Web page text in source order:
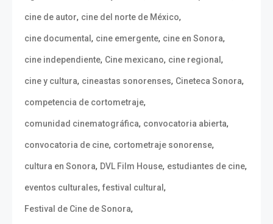
cine de autor, cine del norte de México,
cine documental , cine emergente, cine en Sonora,
cine independiente, Cine mexicano, cine regional ,
cine y cultura, cineastas sonorenses, Cineteca Sonora,
competencia de cortometraje,
comunidad cinematográfica, convocatoria abierta,
convocatoria de cine, cortometraje sonorense,
cultura en Sonora, DVL Film House, estudiantes de cine,
eventos culturales, festival cultural ,
Festival de Cine de Sonora,